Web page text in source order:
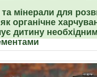
та мінерали для
органічне
дитину